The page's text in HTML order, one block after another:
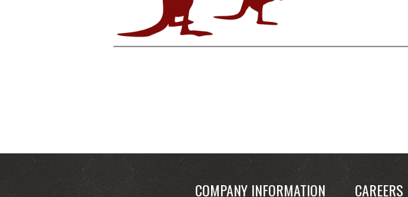
COMPANY INFORMATION CAREERS